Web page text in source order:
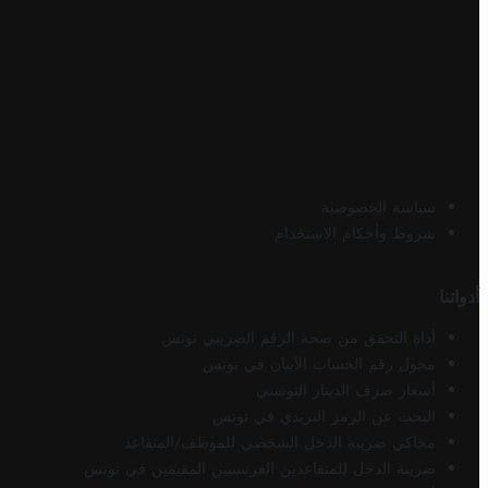
سياسة الخصوصية
شروط وأحكام الاستخدام
أدواتنا
أداة التحقق من صحة الرقم الضريبي تونس
محول رقم الحساب الآيبان في تونس
أسعار صرف الدينار التونسي
البحث عن الرمز البريدي في تونس
محاكي ضريبة الدخل الشخصي للموظف/المتقاعد
ضريبة الدخل للمتقاعدين الفرنسيين المقيمين في تونس